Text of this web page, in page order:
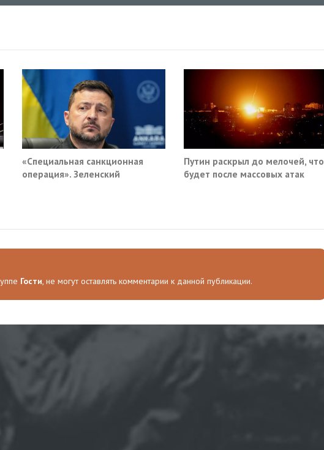
«Специальная санкционная
операция». Зеленский
Путин раскрыл до мелочей, что
будет после массовых атак
Гости, не могут оставлять комментарии к данной публикации.